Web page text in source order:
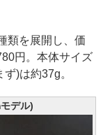
類を展開し、価
円。本体サイズ
)は約37g。
デル)